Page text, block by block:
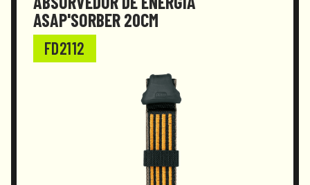
ASAP'SORBER 20CM
FD2112